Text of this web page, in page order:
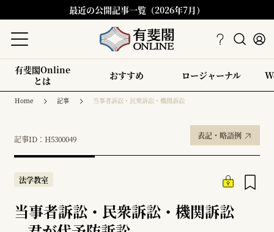
最近の公開記事一覧（2026年7月）
有斐閣Online
とは
おすすめ ロージャーナル
Home 記事 当事者訴訟・民衆訴訟・機関訴訟
記事ID：H5300049 表記・略語例
法学教室
当事者訴訟・民衆訴訟・機関訴訟